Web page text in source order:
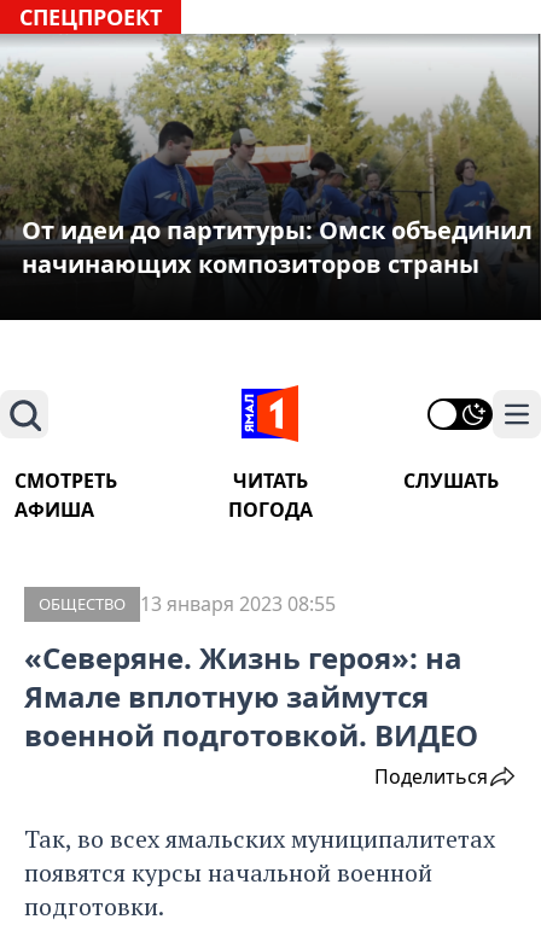
СПЕЦПРОЕКТ
От идеи до партитуры: Омск объединил
начинающих композиторов страны
Поиск
СМОТРЕТЬ ЧИТАТЬ
СЛУШАТЬ
АФИША
ПОГОДА
ОБЩЕСТВО 13 января 2023 08:55
«Северяне. Жизнь героя»: на
Ямале вплотную займутся
военной подготовкой. ВИДЕО
Поделиться
Так, во всех ямальских муниципалитетах
появятся курсы начальной военной
подготовки.